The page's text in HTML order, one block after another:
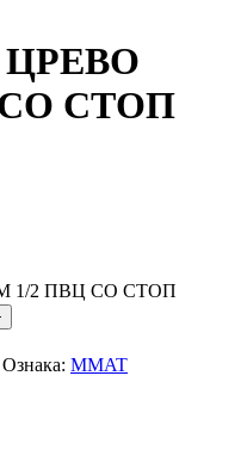
СО СТОП
1/2 ПВЦ СО СТОП
Ознака: MMAT